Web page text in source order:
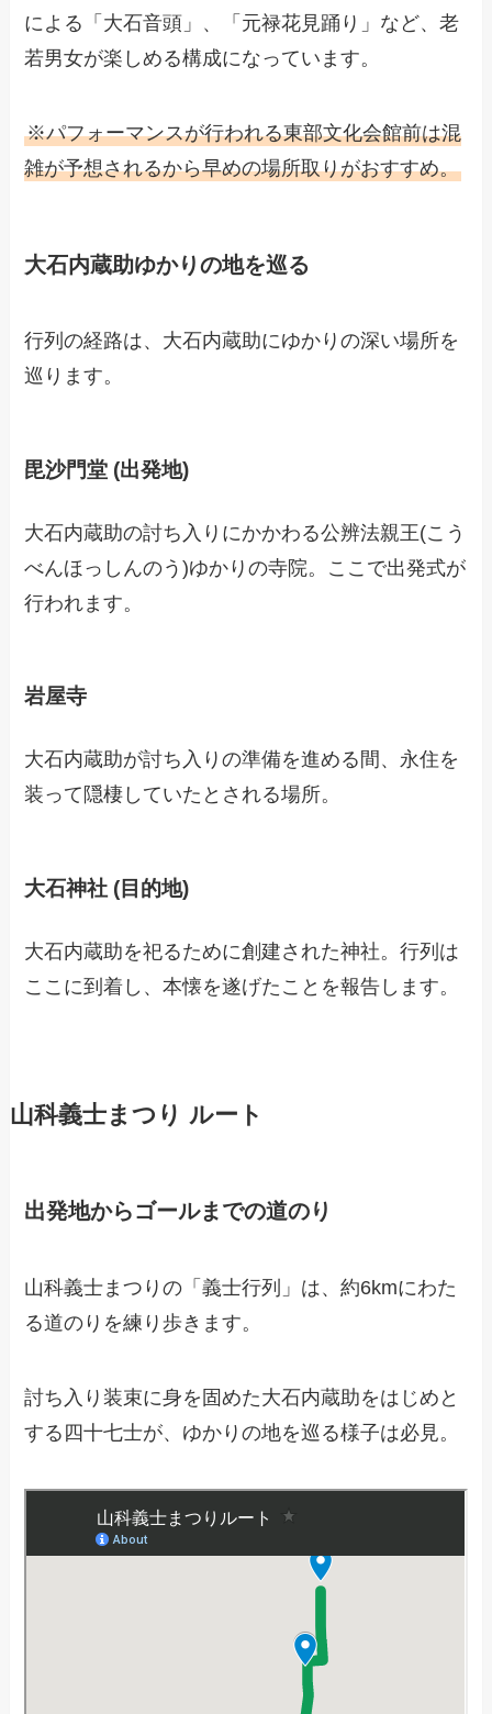
による「大石音頭」、「元禄花見踊り」など、老
若男女が楽しめる構成になっています。
※パフォーマンスが行われる東部文化会館前は混
雑が予想されるから早めの場所取りがおすすめ。
大石内蔵助ゆかりの地を巡る
行列の経路は、大石内蔵助にゆかりの深い場所を
巡ります。
毘沙門堂 (出発地)
大石内蔵助の討ち入りにかかわる公辨法親王(こう
べんほっしんのう)ゆかりの寺院。ここで出発式が
行われます。
岩屋寺
大石内蔵助が討ち入りの準備を進める間、永住を
装って隠棲していたとされる場所。
大石神社 (目的地)
大石内蔵助を祀るために創建された神社。行列は
ここに到着し、本懐を遂げたことを報告します。
山科義士まつり ルート
出発地からゴールまでの道のり
山科義士まつりの「義士行列」は、約6kmにわた
る道のりを練り歩きます。
討ち入り装束に身を固めた大石内蔵助をはじめと
する四十七士が、ゆかりの地を巡る様子は必見。